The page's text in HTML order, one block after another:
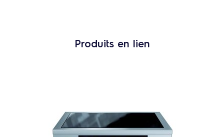
Produits en lien